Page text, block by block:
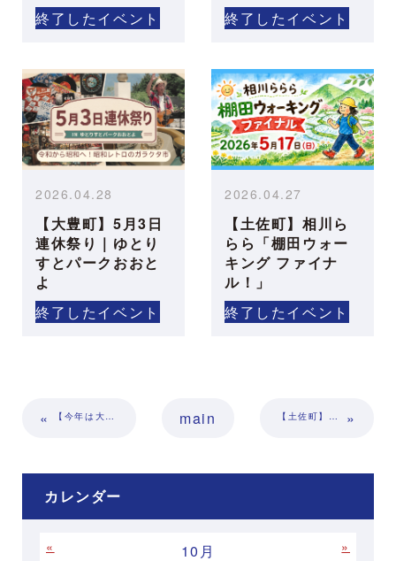
終了したイベント 終了したイベント
【大豊町】5月3日
連休祭り｜ゆとり
すとパークおおと
よ
2026.04.28
終了したイベント
【土佐町】相川ら
らら「棚田ウォー
キング ファイナ
ル！」
2026.04.27
終了したイベント
« main »
カレンダー
« 10月 »